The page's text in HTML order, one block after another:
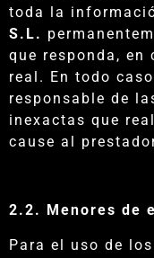
toda la
S.L.
que responda, en
real. En todo
responsable de
inexactas que
cause al
2.2. Menores de
Para el uso de